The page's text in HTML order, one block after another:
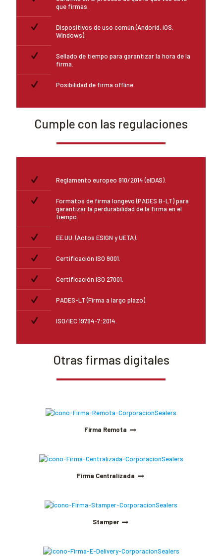
que firmas.
Dispositivos de uso común (Andorid, iOS,
Windows).
Sellado de tiempo para garantizar la hora de la
firma.
Posibilidad de firma offline.
Cumple con las regulaciones
Reglamento europeo 910/2014 (eIDAS).
Formatos de firma longevo (PADES B-LT) para
garantizar la perdurabilidad de la firma en el
tiempo.
EE.UU. (Actos ESIGN y UETA).
Certificación ISO 9001.
Certificación ISO 27001.
PADES-LT (Firma a largo plazo).
ISO/IEC 19794-7:2014.
Otras firmas digitales
Firma Remota
Firma Centralizada
Stamper